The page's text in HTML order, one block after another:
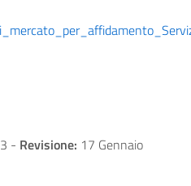
- Revisione: 17 Gennaio